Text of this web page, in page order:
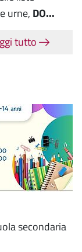
urne, DO...
tutto
secondaria